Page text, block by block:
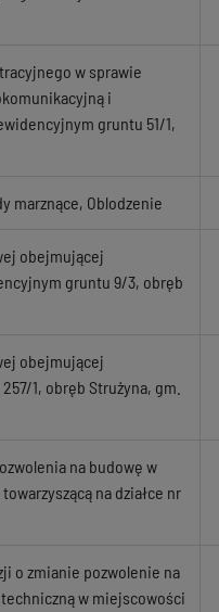
w sprawie
i
gruntu 51/1,
marznące, Oblodzenie
obejmującej
gruntu 9/3, obręb
obejmującej
1, obręb Strużyna, gm.
na budowę w
na działce nr
o zmianie pozwolenie na
w miejscowości